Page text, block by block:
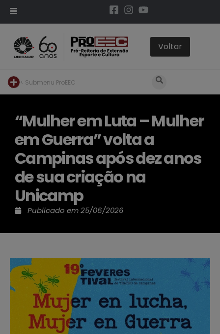
< Submenu ProEEC
“Mulher em Luta – Mulher
em Guerra” volta a
Campinas após dez anos
de sua criação na
Unicamp
Publicado em25/06/2026